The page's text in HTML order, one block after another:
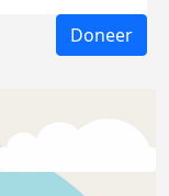
Doneer